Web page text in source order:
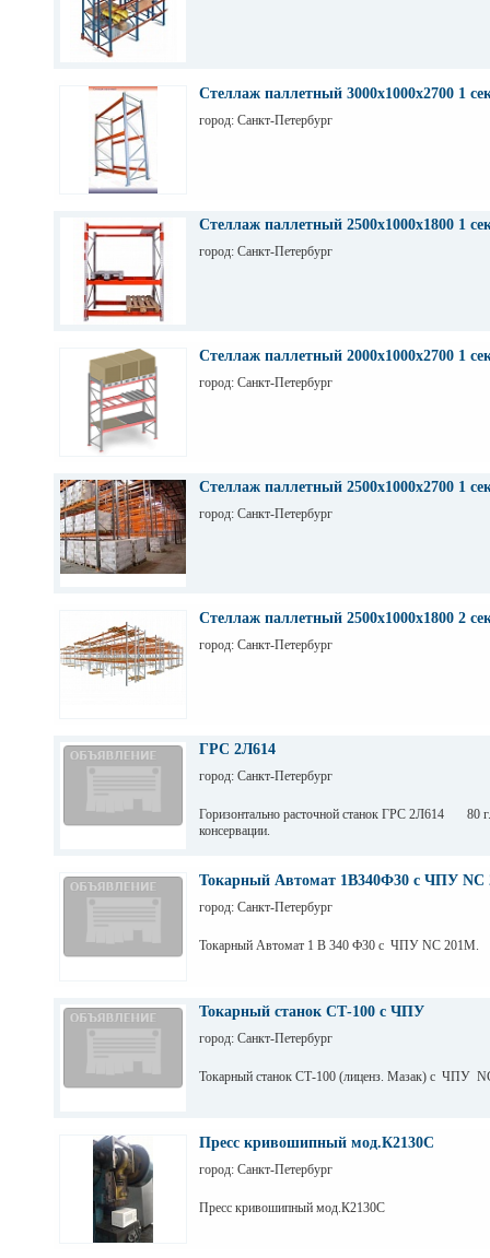
Стеллаж паллетный 3000х1000х2700 1
город: Санкт-Петербург
Стеллаж паллетный 2500х1000х1800 1
город: Санкт-Петербург
Стеллаж паллетный 2000х1000х2700 1
город: Санкт-Петербург
Стеллаж паллетный 2500х1000х2700 1
город: Санкт-Петербург
Стеллаж паллетный 2500х1000х1800 2
город: Санкт-Петербург
ГРС 2Л614
город: Санкт-Петербург
Горизонтально расточной станок ГРС 2Л614 80
консервации.
Токарный Автомат 1В340Ф30 с ЧПУ NC
город: Санкт-Петербург
Токарный Автомат 1 В 340 Ф30 с ЧПУ NC 201M.
Токарный станок СТ-100 с ЧПУ
город: Санкт-Петербург
Токарный станок СТ-100 (лиценз. Мазак) с ЧПУ
Пресс кривошипный мод.К2130С
город: Санкт-Петербург
Пресс кривошипный мод.К2130С